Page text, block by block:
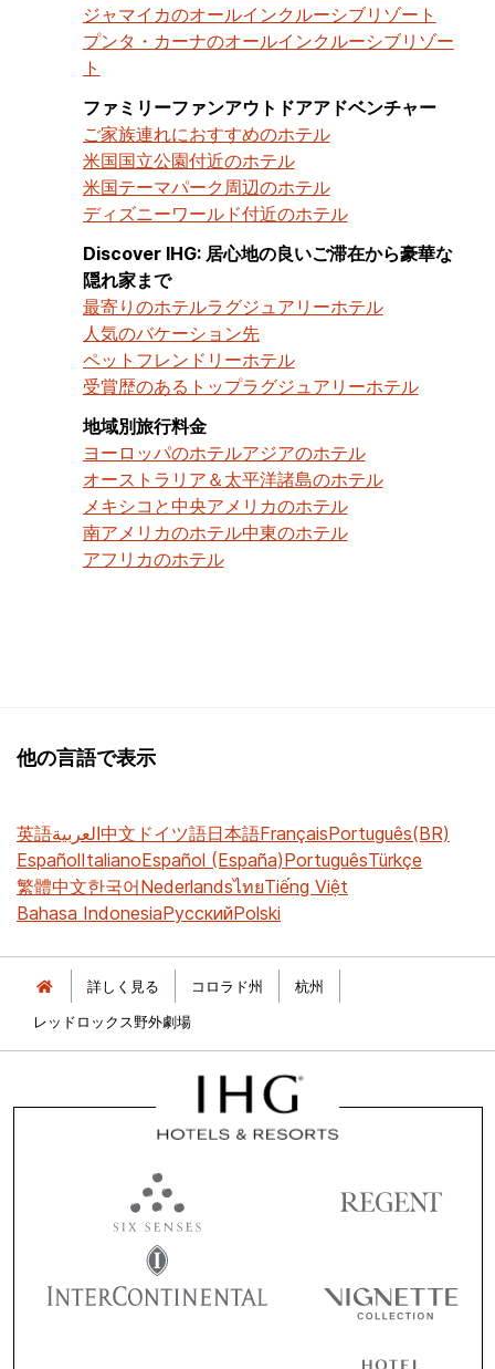
ジャマイカのオールインクルーシブリゾート
プンタ・カーナのオールインクルーシブリゾー
ト
ファミリーファンアウトドアアドベンチャー
ご家族連れにおすすめのホテル
米国国立公園付近のホテル
米国テーマパーク周辺のホテル
ディズニーワールド付近のホテル
Discover IHG: 居心地の良いご滞在から豪華な
隠れ家まで
最寄りのホテルラグジュアリーホテル
人気のバケーション先
ペットフレンドリーホテル
受賞歴のあるトップラグジュアリーホテル
地域別旅行料金
ヨーロッパのホテルアジアのホテル
オーストラリア＆太平洋諸島のホテル
メキシコと中央アメリカのホテル
南アメリカのホテル中東のホテル
アフリカのホテル
他の言語で表示
英語العربية中文 ドイツ語日本語FrançaisPortuguês(BR)
EspañolItalianoEspañol (España)PortuguêsTürkçe
繁體中文한국어NederlandsไทยTiếng Việt
Bahasa IndonesiaРусскийPolski
詳しく見る コロラド州
杭州
レッドロックス野外劇場